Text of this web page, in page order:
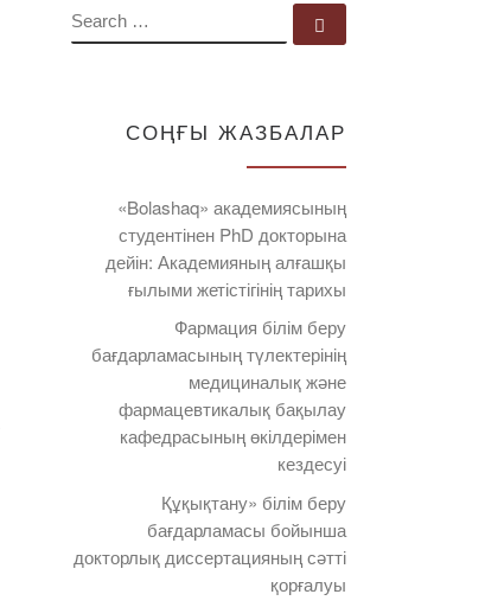
SEARCH
СОҢҒЫ ЖАЗБАЛАР
«Bolashaq» академиясының
студентінен PhD докторына
дейін: Академияның алғашқы
ғылыми жетістігінің тарихы
Фармация білім беру
бағдарламасының түлектерінің
медициналық және
фармацевтикалық бақылау
кафедрасының өкілдерімен
кездесуі
Құқықтану» білім беру
бағдарламасы бойынша
докторлық диссертацияның сәтті
қорғалуы